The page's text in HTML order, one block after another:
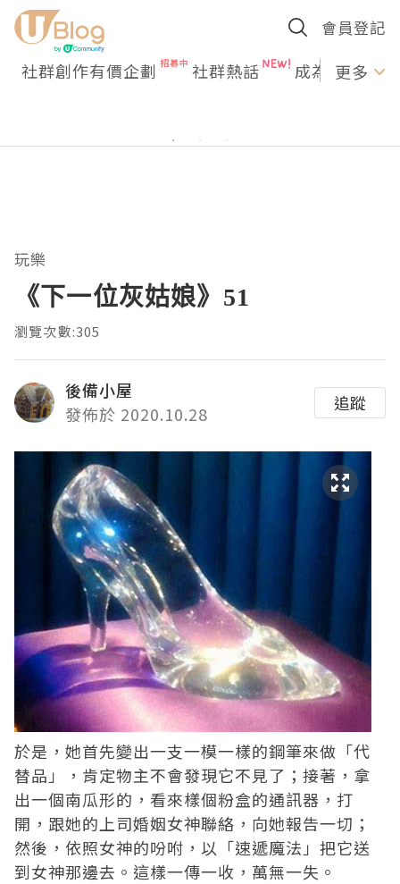
會員登記
社群創作有價企劃 社群熱話 成為U更多
玩樂
《下一位灰姑娘》51
瀏覽次數:305
後備小屋
發佈於 2020.10.28
追蹤
於是，她首先變出一支一模一樣的鋼筆來做「代
替品」，肯定物主不會發現它不見了；接著，拿
出一個南瓜形的，看來樣個粉盒的通訊器，打
開，跟她的上司婚姻女神聯絡，向她報告一切；
然後，依照女神的吩咐，以「速遞魔法」把它送
到女神那邊去。這樣一傳一收，萬無一失。